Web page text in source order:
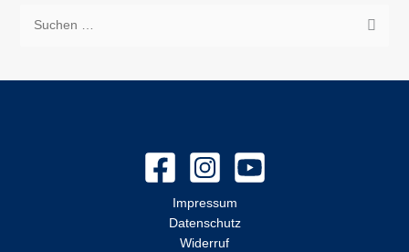
c
Impressum
Datenschutz
Widerruf